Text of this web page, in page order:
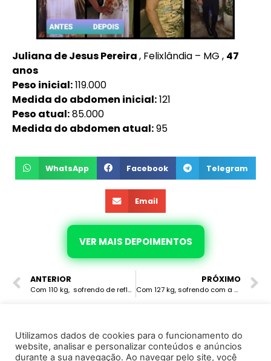
Juliana de Jesus Pereira, Felixlândia – MG , 47
anos
Peso inicial:119.000
Medida do abdomen inicial:121
Peso atual:85.000
Medida do abdomen atual:95
WhatsApp Facebook Telegram
Email
VER MAIS DEPOIMENTOS
ANTERIOR
Com 110 kg, sofrendo de refluxo e insônia desacreditada no emagrecimento. Conheceu a nutri e resolveu apostar no método, eliminou 28 kg, e foi curada do refluxo e da insônia, não tem mais pré-diabetes e a gordura no fígado diminuiu bastante.
PRÓXIMO
Com 127 kg, sofrendo com a obesidade, hipertensão e com ansiedade, ela precisava cuidar de sua saúde. Com a reprogramação hormonal, eliminou 40 kg de forma natural, não toma mais nenhum medicamento, ganhou saúde, autoestima.
© 2022 · Marcela Avila · Todos os direitos reservados
Utilizamos dados de cookies para o funcionamento do
website, analisar e personalizar conteúdos e anúncios
durante a sua navegação. Ao navegar pelo site, você